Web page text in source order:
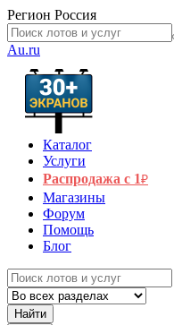
Регион Россия
Au.ru
Каталог
Услуги
Распродажа с 1₽
Магазины
Форум
Помощь
Блог
Найти